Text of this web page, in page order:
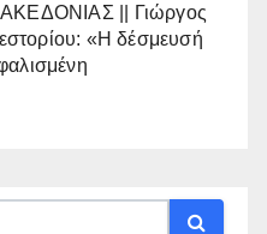
|| Γιώργος
«Η δέσμευσή